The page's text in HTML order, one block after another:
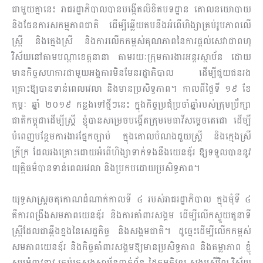
ជាមួយគ្នានេះ រាជរដ្ឋាភិបាលបានបង្កើតលិខិតបទដ្ឋាន គោលនយោបាយ
និងផែនការសកម្មភាពជាតិ ដើម្បីឆ្លើយតបនឹងអំពើហិង្សាគ្រប់រូបភាពលើ
ស្ត្រី និងក្មេងស្រី និងការលើកកម្ពស់គុណភាពនៃការផ្តល់សេវាជាពហុ
វិស័យនៅតាមបណ្តាខេត្តនានា តាមរយៈក្រុមការងារអន្តរស្ថាប័ន ដោយ
មានកិច្ចសហការជាមួយអង្គការមិនមែនរដ្ឋាភិបាល ដើម្បីជួយជនរង
គ្រោះឱ្យបានទាន់ពេលវេលា និងមានប្រសិទ្ធភាព។ កាលពីថ្ងៃទី ១៩ ខែ
កុម្ភៈ ឆ្នាំ ២០១៩ កន្លងទៅថ្មីៗនេះ ក្នុងកិច្ចប្រជុំប្រចាំឆ្នាំរបស់ក្រុមប្រឹក្សា
ជាតិកម្ពុជាដើម្បីស្ត្រី ខ្ញុំបានសម្រេចបង្កើតក្រុមមេធាវីសម្តេចតេជោ ដើម្បី
បំពេញបន្ថែមការងារផ្នែកច្បាប់ ក្នុងគោលបំណងជួយស្ត្រី និងក្មេងស្រី
ក្រីក្រ ដែលរងគ្រោះដោយអំពើហិង្សាទាក់ទងនឹងយេនឌ័រ ឱ្យទទួលបាននូវ
យុត្តិធម៌បានទាន់ពេលវេលា និងប្រកប​ដោយប្រសិទ្ធភាព។
យុទ្ធសាស្ត្រចតុកោណដំណាក់កាលទី ៤ របស់រាជរដ្ឋាភិបាល ក្នុងមុំទី ៤
គឺការពង្រឹងសមភាពយេនឌ័រ និងការគាំពារសង្គម ដើម្បីលើកស្ទួយតួនាទី
ស្ត្រីដែលជាឆ្អឹងខ្នងនៃសេដ្ឋកិច្ច និងសង្គមជាតិ។ ដូច្នេះដើម្បីលើកកម្ពស់
សមភាពយេនឌ័រ និងកិច្ចគាំពារសង្គមឱ្យមានប្រសិទ្ធភាព និងតម្លាភាព ខ្ញុំ